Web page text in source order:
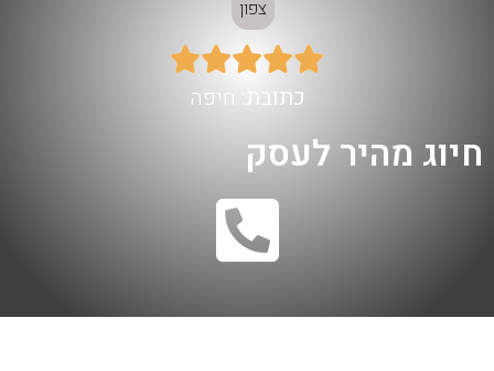
צפון





כתובת: חיפה
חיוג מהיר לעסק